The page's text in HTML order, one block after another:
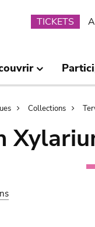
TICKETS
Collections